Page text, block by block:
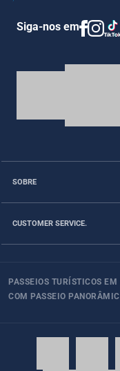
Siga-nos em
SOBRE
CUSTOMER SERVICE.
PASSEIOS TURÍSTICOS EM
COM PASSEIO